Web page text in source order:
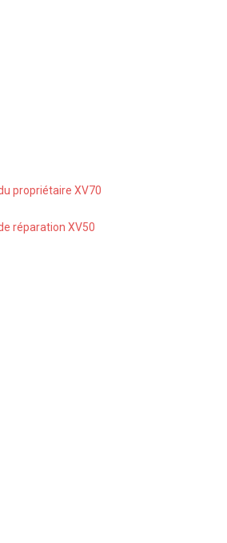
propriétaire XV70
réparation XV50